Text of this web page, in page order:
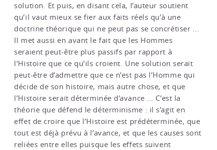
solution. Et puis, en disant cela, l’auteur soutient
qu’il vaut mieux se fier aux faits réels qu’à une
doctrine théorique qui ne peut pas se concrétiser ...
Il met aussi en avant le fait que les Hommes
seraient peut-être plus passifs par rapport à
l’Histoire que ce qu’ils croient. Une solution serait
peut-être d’admettre que ce n’est pas l’Homme qui
décide de son histoire, mais autre chose, et que
l’Histoire serait déterminée d’avance ... C’est la
théorie que défend le déterminisme : il s’agit en
effet de croire que l’Histoire est prédéterminée, que
tout est déjà prévu à l’avance, et que les causes sont
reliées entre elles puisque les effets suivent